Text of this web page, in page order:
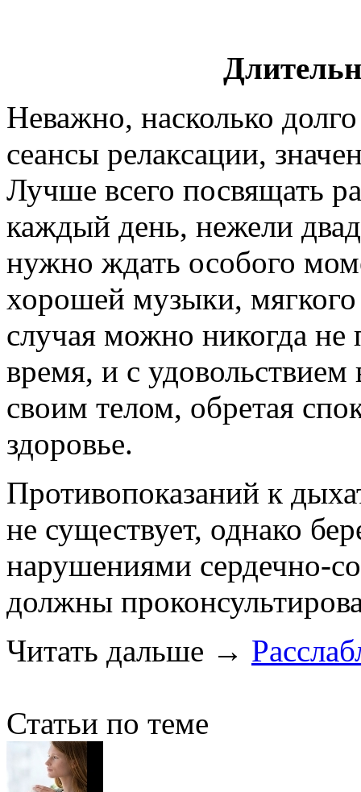
Неважно, насколько
сеансы релаксации,
Лучше всего посвящать
каждый день, нежели
нужно ждать особого
хорошей музыки,
случая можно никогда не
время, и с удовольствием
своим телом, обретая
здоровье.
Противопоказаний к
не существует, однако
нарушениями сердечно-
должны
Читать дальше →
Статьи по теме